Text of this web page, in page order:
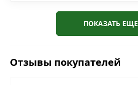
ПОКАЗАТЬ ЕЩЕ
Отзывы покупателей